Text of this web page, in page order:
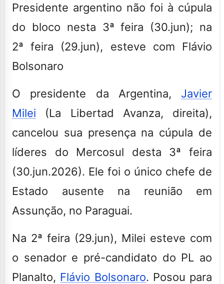
Presidente argentino não foi à cúpula
do bloco nesta 3ª feira (30.jun); na
2ª feira (29.jun), esteve com Flávio
Bolsonaro
O presidente da Argentina, Javier
Milei (La Libertad Avanza, direita),
cancelou sua presença na cúpula de
líderes do Mercosul desta 3ª feira
(30.jun.2026). Ele foi o único chefe de
Estado ausente na reunião em
Assunção, no Paraguai.
Na 2ª feira (29.jun), Milei esteve com
o senador e pré-candidato do PL ao
Planalto, Flávio Bolsonaro. Posou para